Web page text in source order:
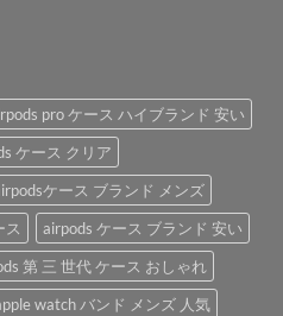
pro ケース ハイブランド 安い
ケース クリア
ケース ブランド メンズ
ス
airpods ケース ブランド 安い
第 三 世代 ケース おしゃれ
watch バンド メンズ 人気